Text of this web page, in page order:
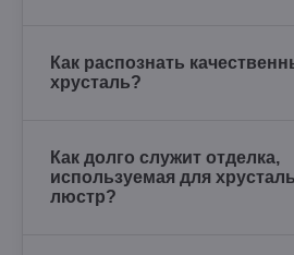
Как распознать
хрусталь?
Как долго служит отделка,
используемая для
люстр?